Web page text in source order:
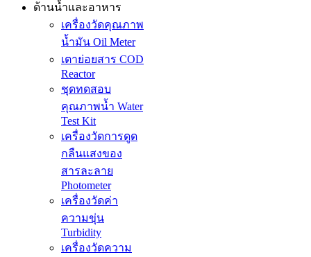
ด้านน้ำและอาหาร
เครื่องวัดคุณภาพ
น้ำมัน Oil Meter
เตาย่อยสาร COD
Reactor
ชุดทดสอบ
คุณภาพน้ำ Water
Test Kit
เครื่องวัดการดูด
กลืนแสงของ
สารละลาย
Photometer
เครื่องวัดค่า
ความขุ่น
Turbidity
เครื่องวัดความ